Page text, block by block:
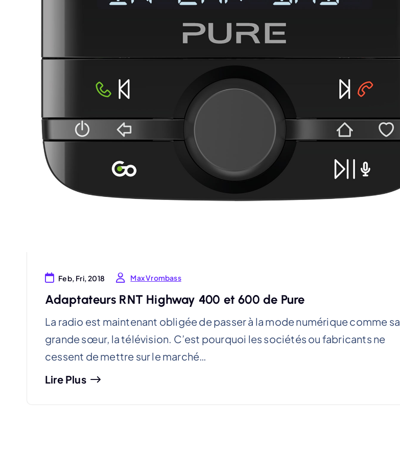
Feb, Fri, 2018 Max Vrombass
Adaptateurs RNT Highway 400 et 600 de Pure
La radio est maintenant obligée de passer à la mode numérique comme sa
grande sœur, la télévision. C’est pourquoi les sociétés ou fabricants ne
cessent de mettre sur le marché…
Lire Plus